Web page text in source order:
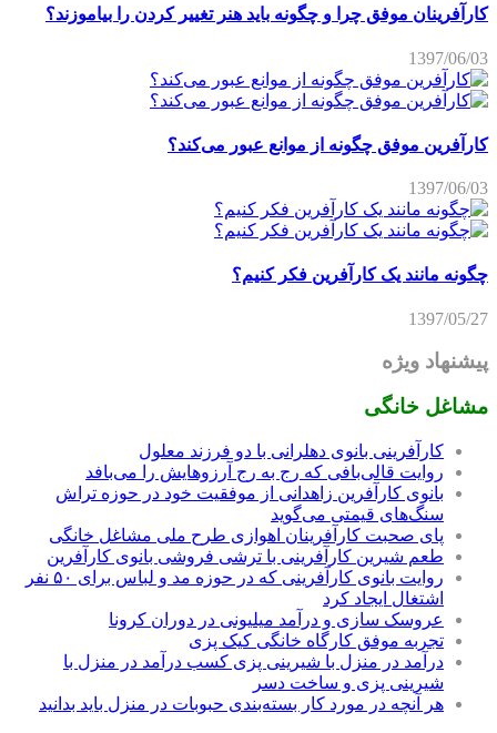
کارآفرینان موفق چرا و چگونه باید هنر تغییر کردن را بیاموزند؟
1397/06/03
کارآفرین موفق چگونه از موانع عبور می‌کند؟
1397/06/03
چگونه مانند یک کارآفرین فکر کنیم؟
1397/05/27
پیشنهاد ویژه
مشاغل خانگی
کارآفرینی بانوی دهلرانی با دو فرزند معلول
روایت قالی‌بافی که رج به رج آرزوهایش را می‌بافد
بانوی کارآفرین زاهدانی از موفقیت خود در حوزه تراش
سنگ‌های قیمتی می‌گوید
پای صحبت کارآفرینان اهوازی طرح ملی مشاغل خانگی
طعم شیرین کارآفرینی با ترشی فروشی بانوی کارآفرین
روایت بانوی کارآفرینی که در حوزه مد و لباس برای ۵۰ نفر
اشتغال ایجاد کرد
عروسک سازی و درآمد میلیونی در دوران کرونا
تجربه موفق کارگاه خانگی کیک پزی
درآمد در منزل با شیرینی پزی کسب درآمد در منزل با
شیرینی پزی و ساخت دسر
هر آنچه در مورد کار بسته‌بندی حبوبات در منزل باید بدانید